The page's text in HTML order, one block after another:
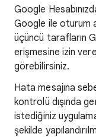
Google
Google ile oturum
üçüncü tarafların
erişmesine izin
görebilirsiniz.
Hata mesajına
kontrolü dışında
istediğiniz
şekilde